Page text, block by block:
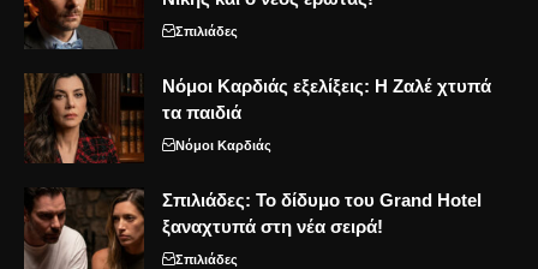
Σπιλιάδες
Νόμοι Καρδιάς εξελίξεις: Η Ζαλέ χτυπά
τα παιδιά
Νόμοι Καρδιάς
Σπιλιάδες: Το δίδυμο του Grand Hotel
ξαναχτυπά στη νέα σειρά!
Σπιλιάδες